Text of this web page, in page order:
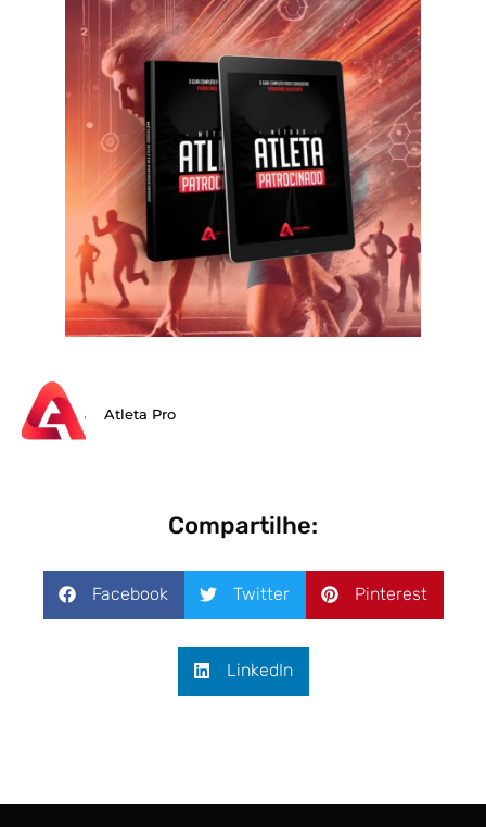
Atleta Pro
Compartilhe:
Facebook Twitter Pinterest
LinkedIn